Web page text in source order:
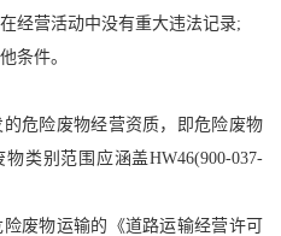
经营活动中没有重大违法记录;
条件。
危险废物经营资质，
即危险废物
物类别 范围应涵盖HW46(900-037-
废物运输的《道路运输经营许可